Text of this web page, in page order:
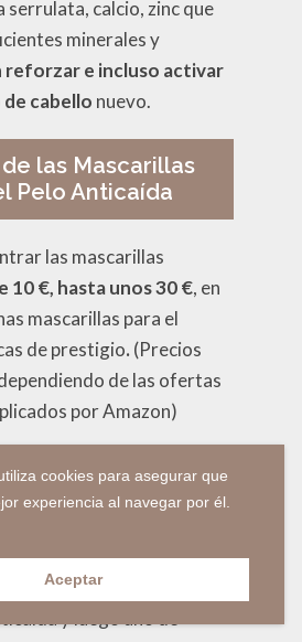
serrulata, calcio, zinc que
minerales y
reforzar e incluso activar
cabello nuevo.
las Mascarillas
Pelo Anticaída
las mascarillas
10 €, hasta unos 30 €, en
mascarillas para el
de prestigio. (Precios
de las ofertas
por Amazon)
de 2 o más mascarillas
te proporcionará la
para inicar el
cookies para asegurar que
experiencia al navegar por él.
Aceptar